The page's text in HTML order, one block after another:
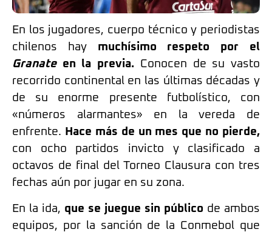
En los jugadores, cuerpo técnico y periodistas
chilenos haymuchísimo respeto por el
Granateen la previa. Conocen de su vasto
recorrido continental en las últimas décadas y
de su enorme presente futbolístico, con
«números alarmantes» en la vereda de
enfrente. Hace más de un mes que no pierde,
con ocho partidos invicto y clasificado a
octavos de final del Torneo Clausura con tres
fechas aún por jugar en su zona.
En la ida, que se juegue sin público de ambos
equipos, por la sanción de la Conmebol que